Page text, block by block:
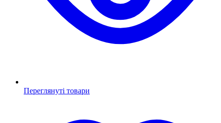
Переглянуті товари